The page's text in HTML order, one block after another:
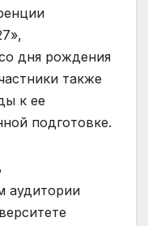
дня рождения
также
к ее
подготовке.
аудитории